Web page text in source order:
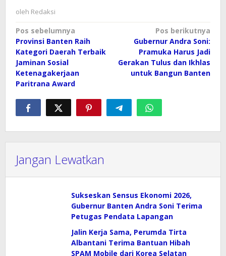
oleh Redaksi
Navigasi
pos
Pos sebelumnya
Provinsi Banten Raih
Kategori Daerah Terbaik
Jaminan Sosial
Ketenagakerjaan
Paritrana Award
Pos berikutnya
Gubernur Andra Soni:
Pramuka Harus Jadi
Gerakan Tulus dan Ikhlas
untuk Bangun Banten
Jangan Lewatkan
Sukseskan Sensus Ekonomi 2026,
Gubernur Banten Andra Soni Terima
Petugas Pendata Lapangan
Jalin Kerja Sama, Perumda Tirta
Albantani Terima Bantuan Hibah
SPAM Mobile dari Korea Selatan